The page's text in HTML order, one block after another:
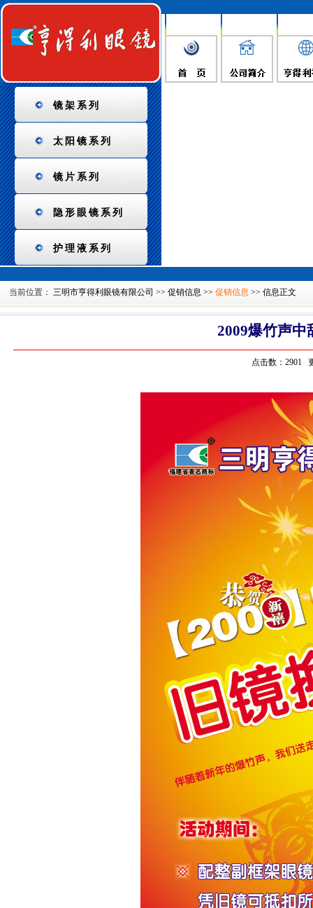
镜架系列
太阳镜系列
镜片系列
隐形眼镜系列
护理液系列
当前位置： 三明市亨得利眼镜有限公司 >> 促销信息 >> 促销信息 >> 信息正文
2009爆竹声中
点击数：2901